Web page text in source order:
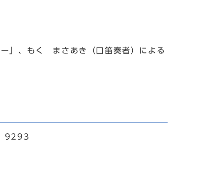
」、もく まさあき（口笛奏者）による
9293